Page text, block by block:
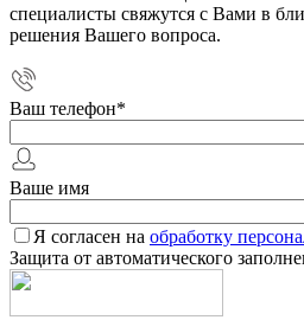
специалисты свяжутся с Вами в
решения Вашего вопроса.
Ваш телефон*
Ваше имя
Я согласен на обработку
Защита от автоматического